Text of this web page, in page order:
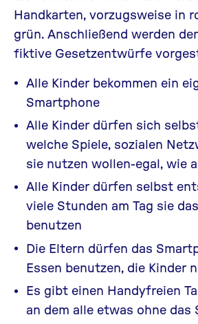
Handkarten, vorzugsweise in
grün. Anschließend werden
fiktive Gesetzentwürfe
Alle Kinder bekommen ein
Smartphone
Alle Kinder dürfen sich
welche Spiele, sozialen
sie nutzen wollen-egal, wie
Alle Kinder dürfen selbst
viele Stunden am Tag sie
benutzen
Die Eltern dürfen das
Essen benutzen, die Kinder
Es gibt einen Handyfreien
an dem alle etwas ohne das